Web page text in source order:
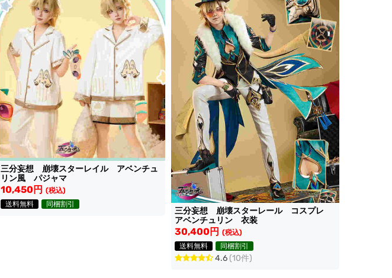
三分妄想 崩壊スターレイル アベンチュ
リン風 パジャマ
10,450円 (税込)
送料無料
同梱割引
三分妄想 崩壊スターレール コスプレ
アベンチュリン 衣装
30,400円 (税込)
送料無料
同梱割引
4.6 (10件)